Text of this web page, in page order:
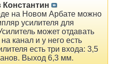
Константин
на Новом Арбате можно
усилителя для
может отдавать
канал и у него есть
есть три входа: 3,5
Выход 6,3 мм.